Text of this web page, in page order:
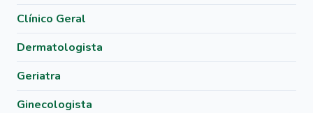
Clínico Geral
Dermatologista
Geriatra
Ginecologista